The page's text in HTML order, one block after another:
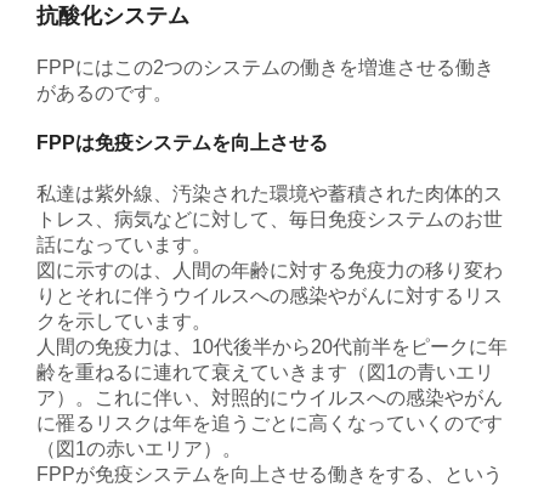
抗酸化システム
FPPにはこの2つのシステムの働きを増進させる働き
があるのです。
FPPは免疫システムを向上させる
私達は紫外線、汚染された環境や蓄積された肉体的ス
トレス、病気などに対して、毎日免疫システムのお世
話になっています。
図に示すのは、人間の年齢に対する免疫力の移り変わ
りとそれに伴うウイルスへの感染やがんに対するリス
クを示しています。
人間の免疫力は、10代後半から20代前半をピークに年
齢を重ねるに連れて衰えていきます（図1の青いエリ
ア）。これに伴い、対照的にウイルスへの感染やがん
に罹るリスクは年を追うごとに高くなっていくのです
（図1の赤いエリア）。
FPPが免疫システムを向上させる働きをする、という